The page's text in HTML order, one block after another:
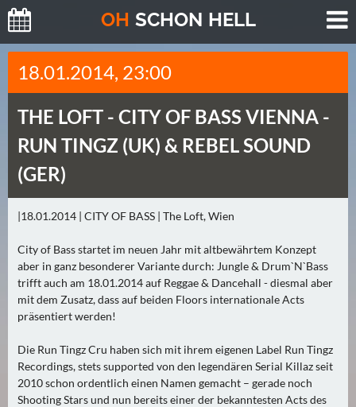
OH SCHON HELL
H
E
T
E
(
0
)
O
R
G
E
(
2
)
18.01.2014, 23:00
THE LOFT - CITY OF BASS VIENNA -
RUN TINGZ (UK) & REBEL SOUND
(GER)
|18.01.2014 | CITY OF BASS | The Loft, Wien
City of Bass startet im neuen Jahr mit altbewährtem Konzept
aber in ganz besonderer Variante durch: Jungle & Drum`N`Bass
trifft auch am 18.01.2014 auf Reggae & Dancehall - diesmal aber
mit dem Zusatz, dass auf beiden Floors internationale Acts
präsentiert werden!
Die Run Tingz Cru haben sich mit ihrem eigenen Label Run Tingz
Recordings, stets supported von den legendären Serial Killaz seit
2010 schon ordentlich einen Namen gemacht – gerade noch
Shooting Stars und nun bereits einer der bekanntesten Acts des